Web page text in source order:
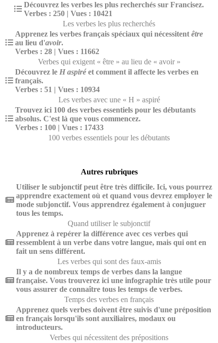
Découvrez les verbes les plus recherchés sur Francisez.
Verbes : 250 | Vues : 10421
Les verbes les plus recherchés
Apprenez les verbes français spéciaux qui nécessitent être
au lieu d'avoir.
Verbes : 28 | Vues : 11662
Verbes qui exigent « être » au lieu de « avoir »
Découvrez le H aspiréet comment il affecte les verbes en
français.
Verbes : 51 | Vues : 10934
Les verbes avec une « H » aspiré
Trouvez ici 100 des verbes essentiels pour les débutants
absolus. C'est là que vous commencez.
Verbes : 100 | Vues : 17433
100 verbes essentiels pour les débutants
Autres rubriques
Utiliser le subjonctif peut être très difficile. Ici, vous pourrez
apprendre exactement où et quand vous devrez employer le
mode subjonctif. Vous apprendrez également à conjuguer
tous les temps.
Quand utiliser le subjonctif
Apprenez à repérer la différence avec ces verbes qui
ressemblent à un verbe dans votre langue, mais qui ont en
fait un sens différent.
Les verbes qui sont des faux-amis
Il y a de nombreux temps de verbes dans la langue
française. Vous trouverez ici une infographie très utile pour
vous assurer de connaître tous les temps de verbes.
Temps des verbes en français
Apprenez quels verbes doivent être suivis d'une préposition
en français lorsqu'ils sont auxiliaires, modaux ou
introducteurs.
Verbes qui nécessitent des prépositions